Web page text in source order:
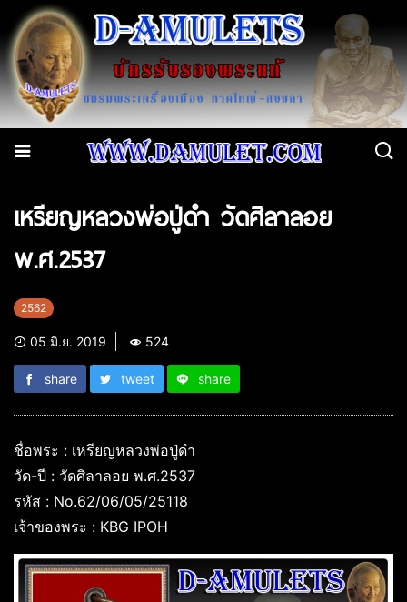
เหรียญหลวงพ่อปู่ดำ วัดศิลาลอย
พ.ศ.2537
2562
05 มิ.ย. 2019 524
share tweet share
ชื่อพระ : เหรียญหลวงพ่อปู่ดำ
วัด-ปี : วัดศิลาลอย พ.ศ.2537
รหัส : No.62/06/05/25118
เจ้าของพระ : KBG IPOH